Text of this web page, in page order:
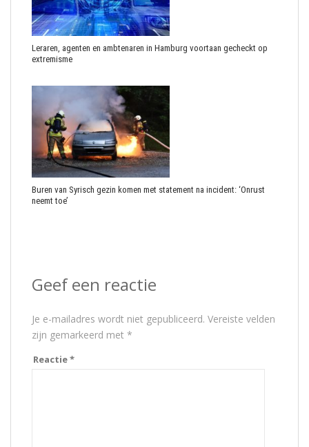
Leraren, agenten en ambtenaren in Hamburg voortaan gecheckt op
extremisme
Buren van Syrisch gezin komen met statement na incident: ‘Onrust
neemt toe’
Geef een reactie
Je e-mailadres wordt niet gepubliceerd. Vereiste velden
zijn gemarkeerd met *
Reactie*